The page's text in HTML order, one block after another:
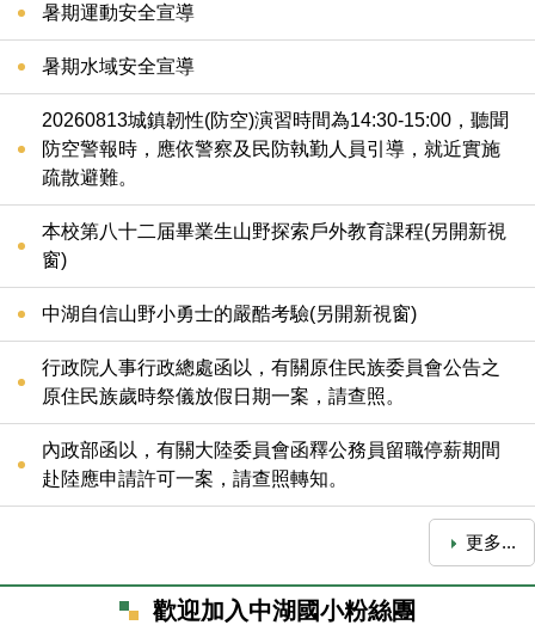
暑期運動安全宣導
暑期水域安全宣導
20260813城鎮韌性(防空)演習時間為14:30-15:00，聽聞
防空警報時，應依警察及民防執勤人員引導，就近實施
疏散避難。
本校第八十二届畢業生山野探索戶外教育課程(另開新視
窗)
中湖自信山野小勇士的嚴酷考驗(另開新視窗)
行政院人事行政總處函以，有關原住民族委員會公告之
原住民族歲時祭儀放假日期一案，請查照。
內政部函以，有關大陸委員會函釋公務員留職停薪期間
赴陸應申請許可一案，請查照轉知。
更多...
歡迎加入中湖國小粉絲團